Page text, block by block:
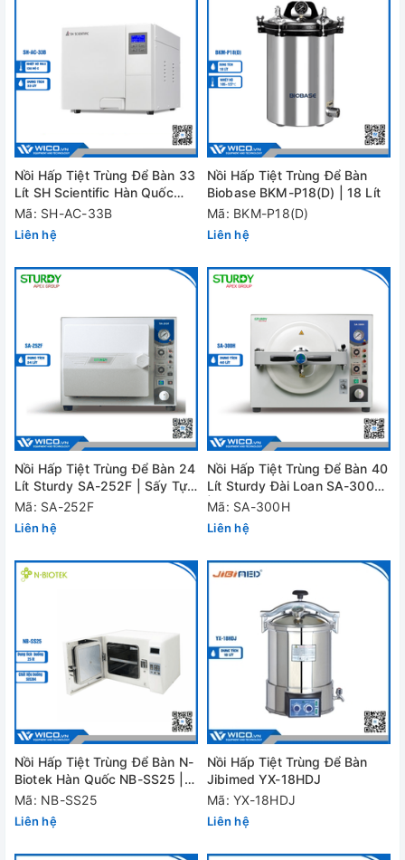
Nồi Hấp Tiệt Trùng Để Bàn 33
Lít SH Scientific Hàn Quốc
SH-AC-33B
Mã: SH-AC-33B
Liên hệ
Nồi Hấp Tiệt Trùng Để Bàn
Biobase BKM-P18(D) | 18 Lít
Mã: BKM-P18(D)
Liên hệ
Nồi Hấp Tiệt Trùng Để Bàn 24
Lít Sturdy SA-252F | Sấy Tự
Động
Mã: SA-252F
Liên hệ
Nồi Hấp Tiệt Trùng Để Bàn 40
Lít Sturdy Đài Loan SA-300H
| Sấy Tự Động
Mã: SA-300H
Liên hệ
Nồi Hấp Tiệt Trùng Để Bàn N-
Biotek Hàn Quốc NB-SS25 |
15 lít
Mã: NB-SS25
Liên hệ
Nồi Hấp Tiệt Trùng Để Bàn
Jibimed YX-18HDJ
Mã: YX-18HDJ
Liên hệ